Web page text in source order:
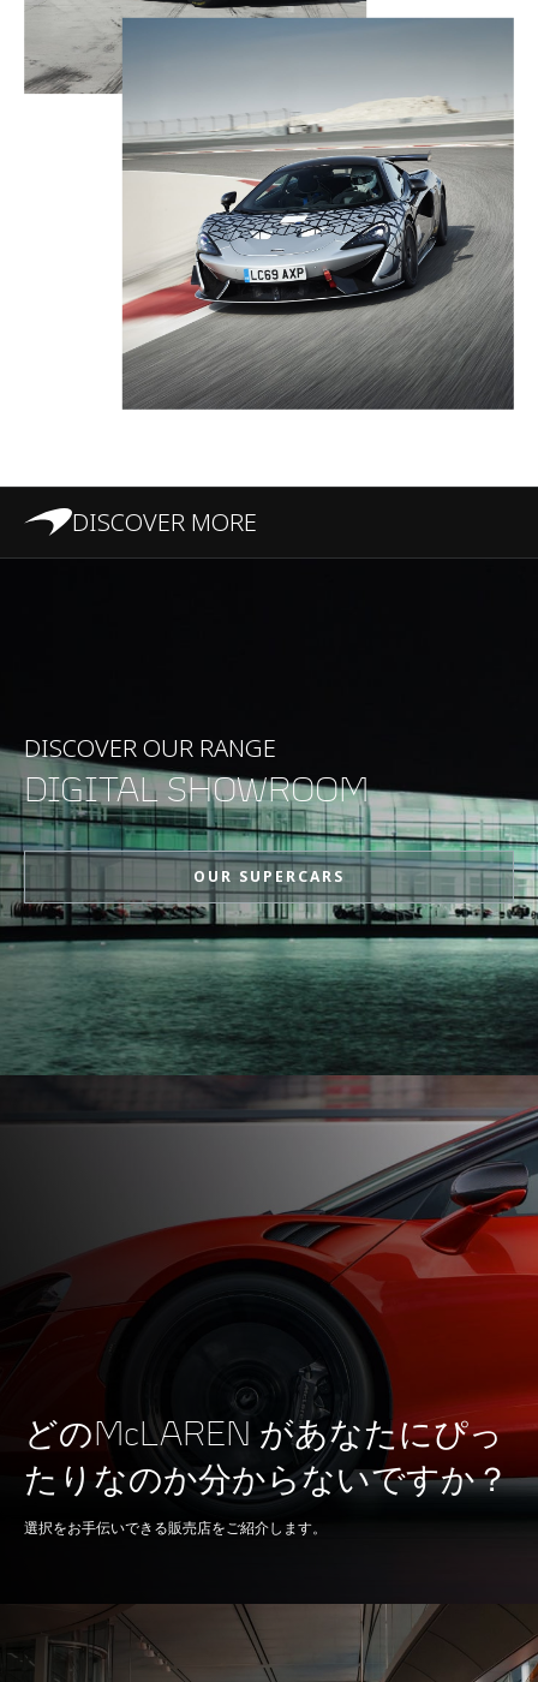
DISCOVER MORE
DISCOVER OUR RANGE
DIGITAL SHOWROOM
OUR SUPERCARS
どのMcLAREN があなたにぴっ
たりなのか分からないですか？
選択をお手伝いできる販売店をご紹介します。